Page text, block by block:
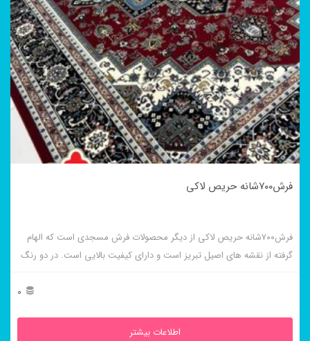
فرش۷۰۰شانه حریص لاکی
فرش۷۰۰شانه حریص لاکی از دیگر محصولات فرش مسجدی است که الهام
گرفته از نقشه های اصیل تبریز است و دارای کیفیت بالایی است. در دو رنگ
0
اطلاعات بیشتر